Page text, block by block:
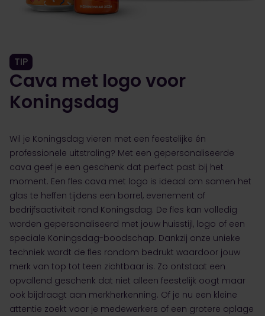
TIP
Cava met logo voor
Koningsdag
Wil je Koningsdag vieren met een feestelijke én
professionele uitstraling? Met een gepersonaliseerde
cava geef je een geschenk dat perfect past bij het
moment. Een fles cava met logo is ideaal om samen het
glas te heffen tijdens een borrel, evenement of
bedrijfsactiviteit rond Koningsdag. De fles kan volledig
worden gepersonaliseerd met jouw huisstijl, logo of een
speciale Koningsdag-boodschap. Dankzij onze unieke
techniek wordt de fles rondom bedrukt waardoor jouw
merk van top tot teen zichtbaar is. Zo ontstaat een
opvallend geschenk dat niet alleen feestelijk oogt maar
ook bijdraagt aan merkherkenning. Of je nu een kleine
attentie zoekt voor je medewerkers of een grotere oplage